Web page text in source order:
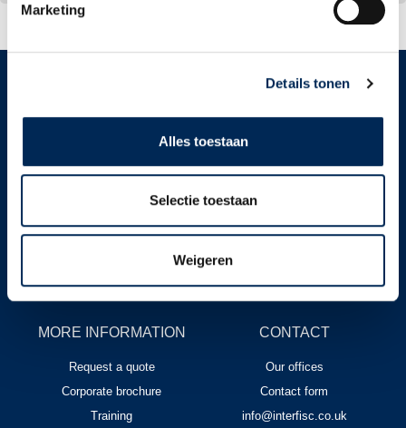
Marketing
Details tonen
Alles toestaan
Selectie toestaan
Weigeren
CONTACT
Our offices
Contact form
info@interfisc.co.uk
MORE INFORMATION
Request a quote
Corporate brochure
Training
FOLLOW US
Germany, France, the United Kingdom and Italy.
Subscribe!